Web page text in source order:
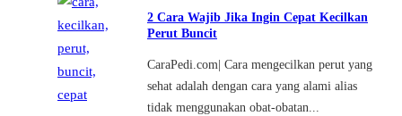
2 Cara Wajib Jika Ingin Cepat Kecilkan
Perut Buncit
CaraPedi.com| Cara mengecilkan perut yang
sehat adalah dengan cara yang alami alias
tidak menggunakan obat-obatan...